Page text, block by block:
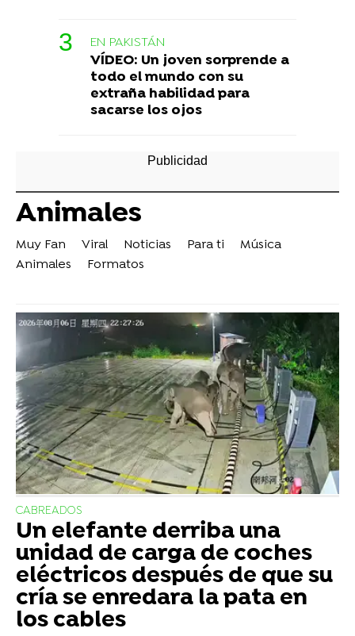
EN PAKISTÁN
VÍDEO: Un joven sorprende a
todo el mundo con su
extraña habilidad para
sacarse los ojos
Animales
Muy Fan Viral Noticias Para ti
Música
Animales
Formatos
CABREADOS
Un elefante derriba una
unidad de carga de coches
eléctricos después de que su
cría se enredara la pata en
los cables